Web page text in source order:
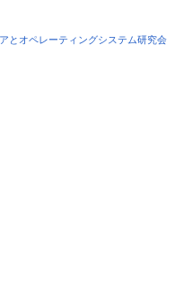
とオペレーティングシステム研究会